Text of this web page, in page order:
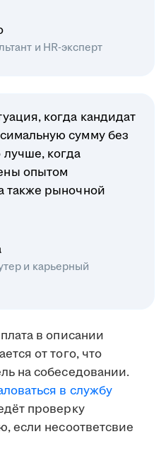
и HR-эксперт
когда кандидат
сумму без
когда
опытом
также рыночной
и карьерный
в описании
от того, что
на собеседовании.
в службу
проверку
если несоответсвие